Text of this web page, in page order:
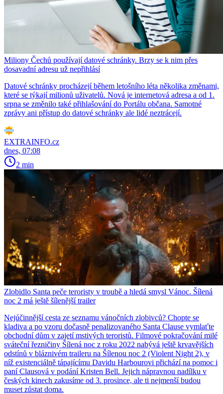
Miliony Čechů používají datové schránky. Brzy se k nim přes
dosavadní adresu už nepřihlásí
Datové schránky procházejí během letošního léta několika změnami,
které se týkají milionů uživatelů. Nová je internetová adresa a od 1.
srpna se změnilo také přihlašování do Portálu občana. Samotné
zprávy ani přístup do datové schránky ale lidé neztrácejí.
EXTRAINFO.cz
dnes, 07:08
2 min
Zlobidlo Santa peče teroristy v troubě a hledá smysl Vánoc. Šílená
noc 2 má ještě šílenější trailer
Nejúčinnější cesta ze seznamu vánočních zlobivců? Chopte se
kladiva a po vzoru dočasně penalizovaného Santa Clause vymlaťte
obchodní dům v zajetí mstivých teroristů. Filmové pokračování milé
sváteční řezničiny Šílená noc z roku 2022 nabývá ještě krvavějších
odstínů v bláznivém traileru na Šílenou noc 2 (Violent Night 2), v
níž existenciálně tápajícímu Davidu Harbourovi přichází na pomoc i
paní Clausová v podání Kristen Bell. Jejich nápravnou nadílku v
českých kinech zakusíme od 3. prosince, ale ti nejmenší budou
muset zůstat doma.